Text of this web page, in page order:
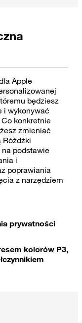
Apple
będziesz
i wykonywać
Co konkretnie
zmieniać
podstawie
i
poprawiania
z narzędziem
prywatności
kolorów P3,